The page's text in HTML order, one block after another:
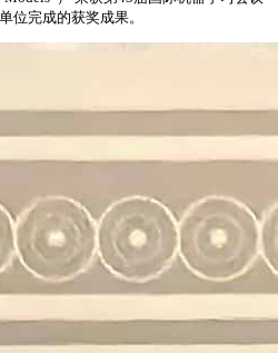
位完成的获奖成果。